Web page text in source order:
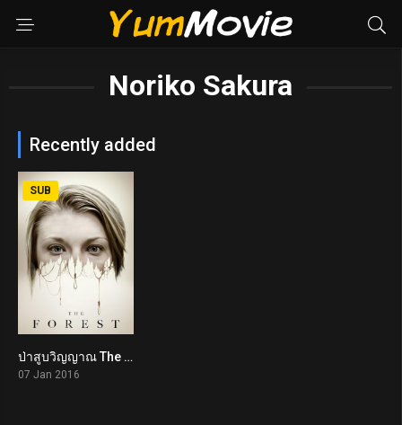
Noriko Sakura
Recently added
4.8
SUB
ป่าสูบวิญญาณ The Forest (2016)
07 Jan 2016